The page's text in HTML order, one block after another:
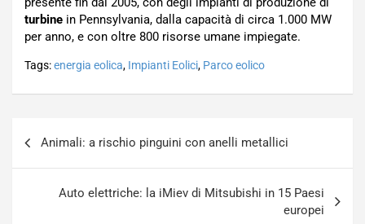
turbine in Pennsylvania, dalla capacità di circa 1.000 MW
per anno, e con oltre 800 risorse umane impiegate.
Tags:energia eolica, Impianti Eolici, Parco eolico
Animali: a rischio pinguini con anelli metallici
Auto elettriche: la iMiev di Mitsubishi in 15 Paesi
europei